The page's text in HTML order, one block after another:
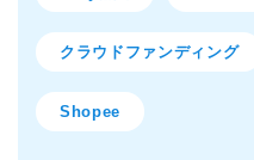
クラウドファンディング
Shopee